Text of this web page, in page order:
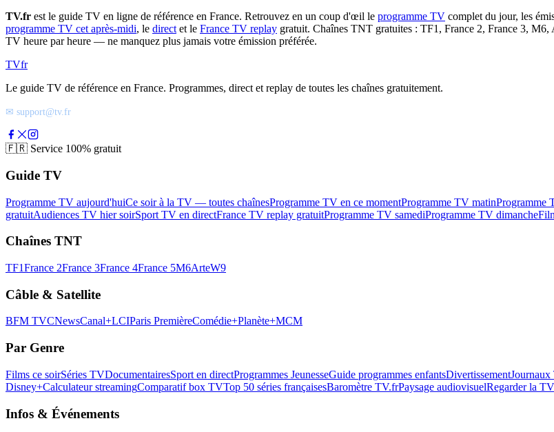
TV.fr est le guide TV en ligne de référence en France. Retrouvez en un coup d'œil le programme TV complet du jour, les
programme TV cet après-midi, le direct et le France TV replay gratuit. Chaînes TNT gratuites : TF1, France 2, France 3,
TV heure par heure — ne manquez plus jamais votre émission préférée.
TVfr
Le guide TV de référence en France. Programmes, direct et replay de toutes les chaînes gratuitement.
✉ support@tv.fr
🇫🇷 Service 100% gratuit
Guide TV
Programme TV aujourd'huiCe soir à la TV — toutes chaînesProgramme TV en ce momentProgramme TV matinProgramme
gratuitAudiences TV hier soirSport TV en directFrance TV replay gratuitProgramme TV samediProgramme TV dimanche
Chaînes TNT
TF1France 2France 3France 4France 5M6ArteW9
Câble & Satellite
BFM TVCNewsCanal+LCIParis PremièreComédie+Planète+MCM
Par Genre
Films ce soirSéries TVDocumentairesSport en directProgrammes JeunesseGuide programmes enfantsDivertissement
Disney+Calculateur streamingComparatif box TVTop 50 séries françaisesBaromètre TV.frPaysage audiovisuelRegarder la
Infos & Événements